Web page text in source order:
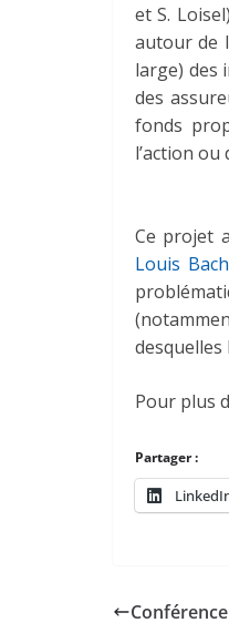
et S.
autour de
large) des
des
fonds
l’action
Ce projet
Louis
desquelles
Pour plus
Partager :